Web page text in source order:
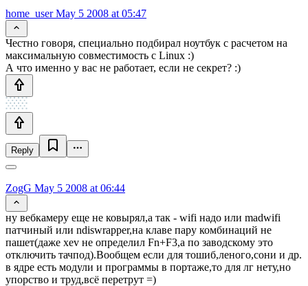
home_userMay 5 2008 at 05:47
Честно говоря, специально подбирал ноутбук с расчетом на
максимальную совместимость с Linux :)
А что именно у вас не работает, если не секрет? :)
Reply
ZogG May 5 2008 at 06:44
ну вебкамеру еще не ковырял,а так - wifi надо или madwifi
патчиный или ndiswrapper,на клаве пару комбинаций не
пашет(даже xev не определил Fn+F3,а по заводскому это
отключить тачпод).Вообщем если для тошиб,леного,сони и др.
в ядре есть модули и программы в портаже,то для лг нету,но
упорство и труд,всё перетрут =)